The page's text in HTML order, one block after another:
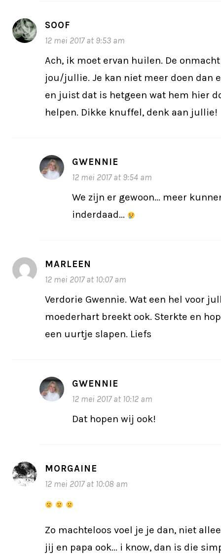
SOOF
12 mei 2017 at 9:53 am
Ach, ik moet ervan huilen. De
jou/jullie. Je kan niet meer doen dan
en juist dat is hetgeen wat hem hier
helpen. Dikke knuffel, denk aan jullie!
GWENNIE
12 mei 2017 at 9:54 am
We zijn er gewoon… meer
inderdaad…
MARLEEN
12 mei 2017 at 10:07 am
Verdorie Gwennie. Wat een hel voor
moederhart breekt ook. Sterkte en
een uurtje slapen. Liefs
GWENNIE
12 mei 2017 at 10:12 am
Dat hopen wij ook!
MORGAINE
12 mei 2017 at 10:08 am
Zo machteloos voel je je dan, niet
jij en papa ook… i know, dan is die